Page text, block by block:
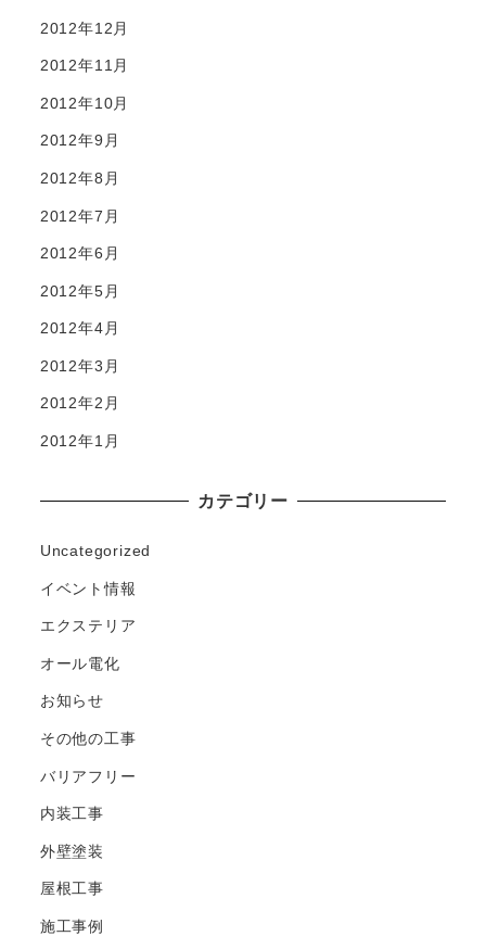
2012年12月
2012年11月
2012年10月
2012年9月
2012年8月
2012年7月
2012年6月
2012年5月
2012年4月
2012年3月
2012年2月
2012年1月
カテゴリー
Uncategorized
イベント情報
エクステリア
オール電化
お知らせ
その他の工事
バリアフリー
内装工事
外壁塗装
屋根工事
施工事例